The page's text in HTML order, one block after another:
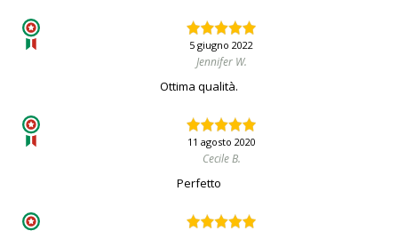
5 giugno 2022
Jennifer W.
Ottima qualità.
11 agosto 2020
Cecile B.
Perfetto